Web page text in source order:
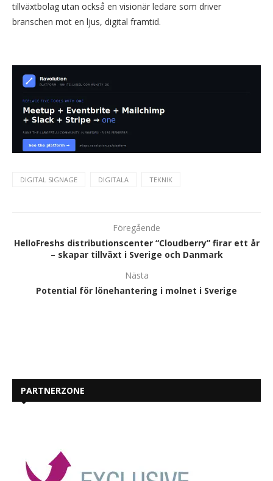
tillväxtbolag utan också en visionär ledare som driver
branschen mot en ljus, digital framtid.
DIGITAL SIGNAGE DIGITALA TEKNIK
Föregående
HelloFreshs distributionscenter “Cloudberry” firar ett år
– skapar tillväxt i Sverige och Danmark
Nästa
Potential för lönehantering i molnet i Sverige
PARTNERZONE